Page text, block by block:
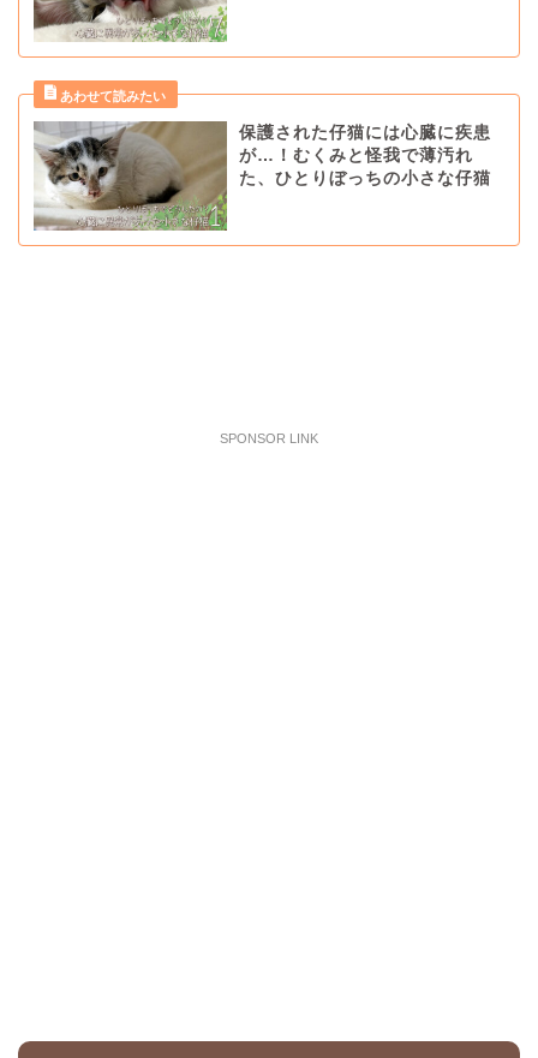
保護された仔猫には心臓に疾患
が…！むくみと怪我で薄汚れ
た、ひとりぼっちの小さな仔猫
SPONSOR LINK